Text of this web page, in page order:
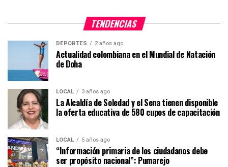
TENDENCIAS
DEPORTES 2 años ago
Actualidad colombiana en el Mundial de Natación
de Doha
LOCAL 3 años ago
La Alcaldía de Soledad y el Sena tienen disponible
la oferta educativa de 580 cupos de capacitación
LOCAL 5 años ago
“Información primaria de los ciudadanos debe
ser propósito nacional”: Pumarejo